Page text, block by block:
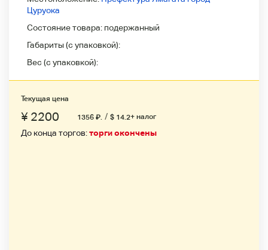
Цуруока
Состояние товара: подержанный
Габариты (с упаковкой):
Вес (с упаковкой):
Текущая цена
¥ 2200 1356 ₽. / $ 14.2+ налог
До конца торгов:торги окончены